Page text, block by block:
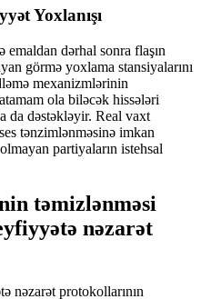
Yoxlanışı
dərhal sonra flaşın
görmə yoxlama stansiyalarını
mexanizmlərinin
ola biləcək hissələri
da dəstəkləyir. Real vaxt
tənzimlənməsinə imkan
partiyaların istehsal
təmizlənməsi
nəzarət
nəzarət protokollarının